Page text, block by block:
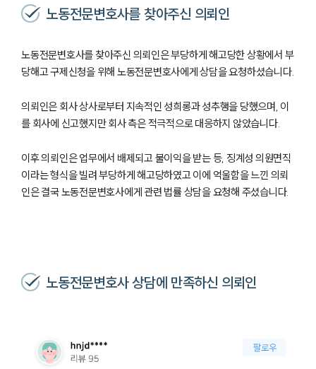
노동전문변호사를 찾아주신 의뢰인
노동전문변호사를 찾아주신 의뢰인은 부당하게 해고당한 상황에서 부
당해고 구제신청을 위해 노동전문변호사에게 상담을 요청하셨습니다.
의뢰인은 회사 상사로부터 지속적인 성희롱과 성추행을 당했으며, 이
를 회사에 신고했지만 회사 측은 적극적으로 대응하지 않았습니다.
이후 의뢰인은 업무에서 배제되고 불이익을 받는 등, 징계성 의원면직
이라는 형식을 빌려 부당하게 해고당하였고 이에 억울함을 느낀 의뢰
인은 결국 노동전문변호사에게 관련 법률 상담을 요청해 주셨습니다.
노동전문변호사 상담에 만족하신 의뢰인